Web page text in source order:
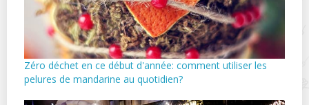
Zéro déchet en ce début d'année: comment utiliser les
pelures de mandarine au quotidien?